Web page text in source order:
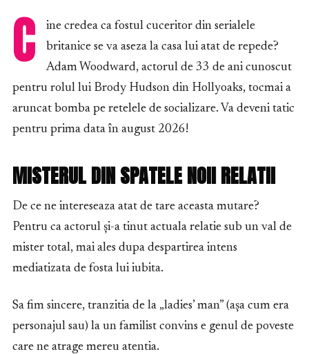
C
ine credea ca fostul cuceritor din serialele
britanice se va aseza la casa lui atat de repede?
Adam Woodward, actorul de 33 de ani cunoscut
pentru rolul lui Brody Hudson din Hollyoaks, tocmai a
aruncat bomba pe retelele de socializare. Va deveni tatic
pentru prima data în august 2026!
MISTERUL DIN SPATELE NOII RELATII
De ce ne intereseaza atat de tare aceasta mutare?
Pentru ca actorul și-a tinut actuala relatie sub un val de
mister total, mai ales dupa despartirea intens
mediatizata de fosta lui iubita.
Sa fim sincere, tranzitia de la „ladies’ man” (așa cum era
personajul sau) la un familist convins e genul de poveste
care ne atrage mereu atentia.